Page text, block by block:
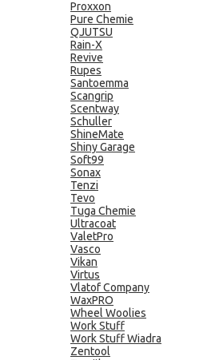
Proxxon
Pure Chemie
QJUTSU
Rain-X
Revive
Rupes
Santoemma
Scangrip
Scentway
Schuller
ShineMate
Shiny Garage
Soft99
Sonax
Tenzi
Tevo
Tuga Chemie
Ultracoat
ValetPro
Vasco
Vikan
Virtus
Vlatof Company
WaxPRO
Wheel Woolies
Work Stuff
Work Stuff Wiadra
Zentool